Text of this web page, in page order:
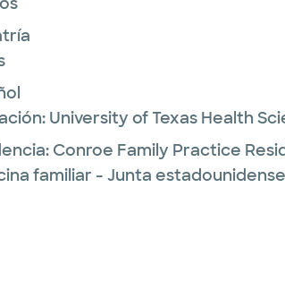
University of Texas Health
Conroe Family Practice
familiar - Junta